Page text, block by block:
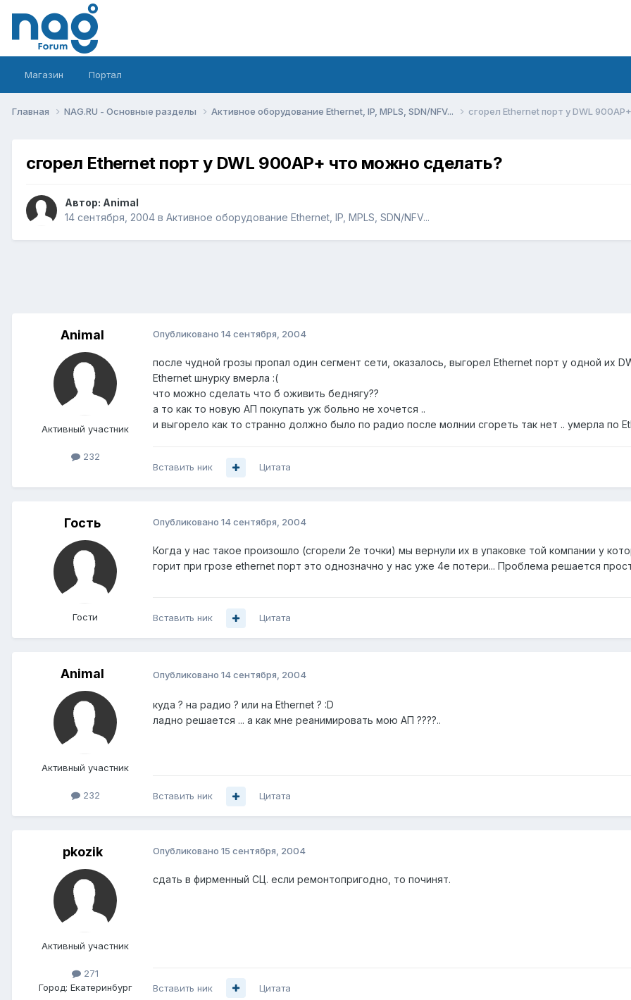
Магазин Портал
Главная NAG.RU - Основные разделы Активное оборудование Ethernet, IP, MPLS, SDN/NFV... сгорел Ethernet порт у DWL
сгорел Ethernet порт у DWL 900AP+ что можно сделать?
Автор: Animal
14 сентября, 2004 в Активное оборудование Ethernet, IP, MPLS, SDN/NFV...
Animal
Активный участник
232
Опубликовано 14 сентября, 2004
после чудной грозы пропал один сегмент сети, оказалось, выгорел Ethernet порт у одной их
Ethernet шнурку вмерла :(
что можно сделать что б оживить беднягу??
а то как то новую АП покупать уж больно не хочется ..
и выгорело как то странно должно было по радио после молнии сгореть так нет .. умерла по
Вставить ник Цитата
Гость
Гости
Опубликовано 14 сентября, 2004
Когда у нас такое произошло (сгорели 2е точки) мы вернули их в упаковке той компании у
горит при грозе ethernet порт это однозначно у нас уже 4е потери... Проблема решается
Вставить ник Цитата
Animal
Активный участник
232
Опубликовано 14 сентября, 2004
куда ? на радио ? или на Ethernet ? :D
ладно решается ... а как мне реанимировать мою АП ????..
Вставить ник Цитата
pkozik
Активный участник
271
Город: Екатеринбург
Опубликовано 15 сентября, 2004
сдать в фирменный СЦ. если ремонтопригодно, то починят.
Вставить ник Цитата